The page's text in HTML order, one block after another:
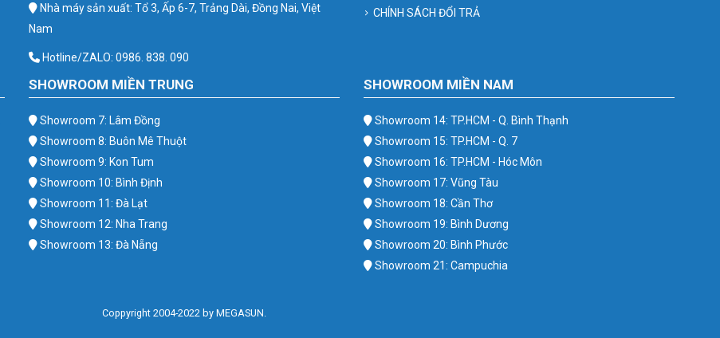
Nhà máy sản xuất: Tổ 3, Ấp 6-7, Trảng Dài, Đồng Nai, Việt
Nam
Hotline/ZALO: 0986. 838. 090
CHÍNH SÁCH ĐỔI TRẢ
SHOWROOM MIỀN TRUNG
Showroom 7: Lâm Đồng
Showroom 8: Buôn Mê Thuột
Showroom 9: Kon Tum
Showroom 10: Bình Định
Showroom 11: Đà Lạt
Showroom 12: Nha Trang
Showroom 13: Đà Nẵng
SHOWROOM MIỀN NAM
Showroom 14: TP.HCM - Q. Bình Thạnh
Showroom 15: TP.HCM - Q. 7
Showroom 16: TP.HCM - Hóc Môn
Showroom 17: Vũng Tàu
Showroom 18: Cần Thơ
Showroom 19: Bình Dương
Showroom 20: Bình Phước
Showroom 21: Campuchia
Coppyright 2004-2022 by MEGASUN.